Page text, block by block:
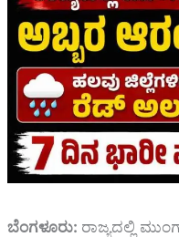
ಬೆಂಗಳೂರು: ರಾಜ್ಯದಲ್ಲಿ